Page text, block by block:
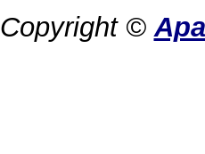
Copyright ©